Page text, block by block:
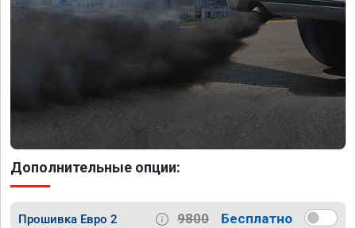
Дополнительные опции:
Прошивка Евро 2 9800 Бесплатно